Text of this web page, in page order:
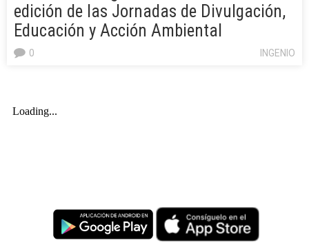
edición de las Jornadas de Divulgación,
Educación y Acción Ambiental
INGENIO
0